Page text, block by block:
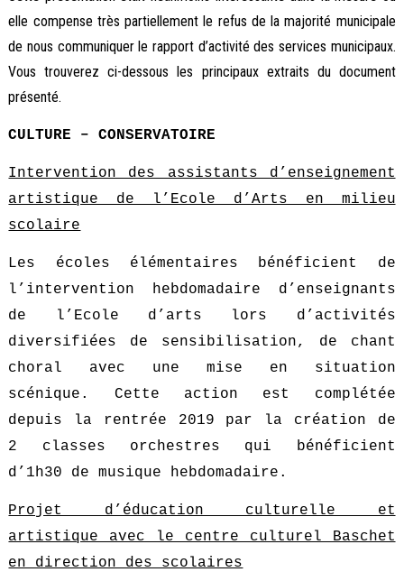
elle compense très partiellement le refus de la majorité municipale
de nous communiquer le rapport d’activité des services municipaux.
Vous trouverez ci-dessous les principaux extraits du document
présenté.
CULTURE – CONSERVATOIRE
Intervention des assistants d’enseignement
artistique de l’Ecole d’Arts en milieu
scolaire
Les écoles élémentaires bénéficient de
l’intervention hebdomadaire d’enseignants
de l’Ecole d’arts lors d’activités
diversifiées de sensibilisation, de chant
choral avec une mise en situation
scénique. Cette action est complétée
depuis la rentrée 2019 par la création de
2 classes orchestres qui bénéficient
d’1h30 de musique hebdomadaire.
Projet d’éducation culturelle et
artistique avec le centre culturel Baschet
en direction des scolaires